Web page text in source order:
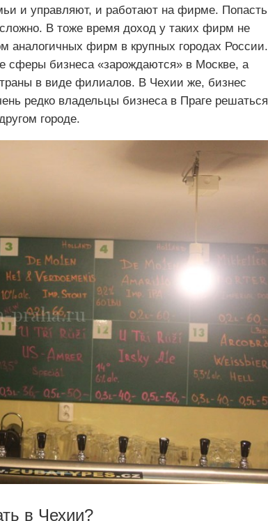
и управляют, и работают на фирме. Попасть
В тоже время доход у таких фирм не
аналогичных фирм в крупных городах России.
сферы бизнеса «зарождаются» в Москве, а
в виде филиалов. В Чехии же, бизнес
редко владельцы бизнеса в Праге решаться
городе.
в Чехии?